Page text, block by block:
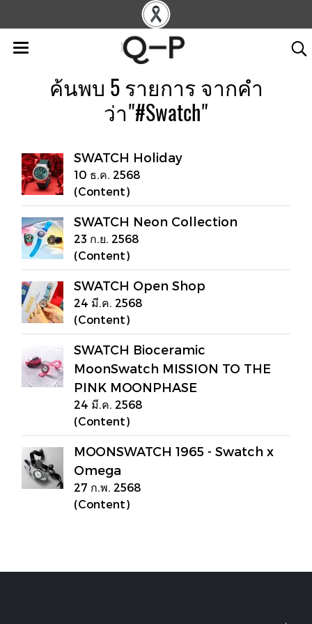
ค้นพบ 5 รายการ จากคำ
ว่า"#Swatch"
SWATCH Holiday
10 ธ.ค. 2568
(Content)
SWATCH Neon Collection
23 ก.ย. 2568
(Content)
SWATCH Open Shop
24 มี.ค. 2568
(Content)
SWATCH Bioceramic
MoonSwatch MISSION TO THE
PINK MOONPHASE
24 มี.ค. 2568
(Content)
MOONSWATCH 1965 - Swatch x
Omega
27 ก.พ. 2568
(Content)